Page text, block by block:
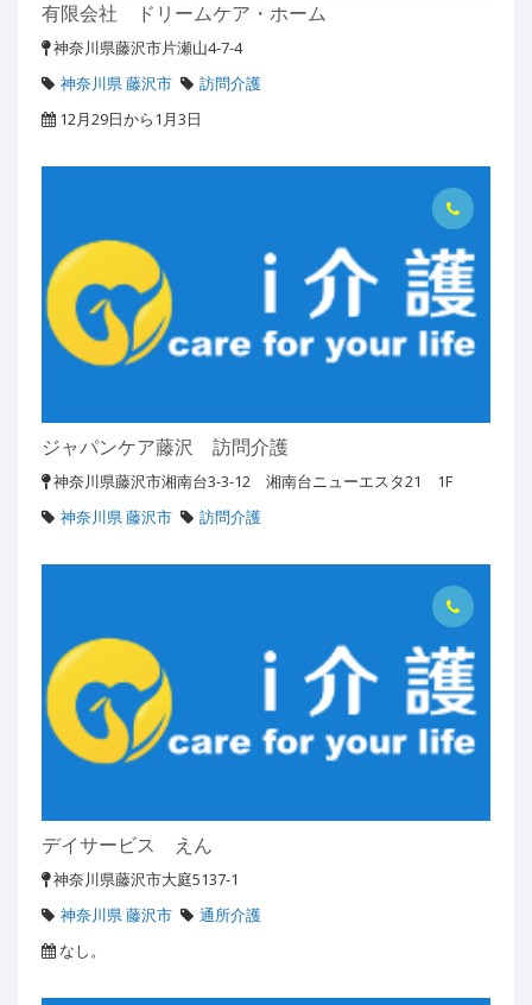
有限会社 ドリームケア・ホーム
神奈川県藤沢市片瀬山4-7-4
神奈川県 藤沢市
訪問介護
12月29日から1月3日
ジャパンケア藤沢 訪問介護
神奈川県藤沢市湘南台3-3-12 湘南台ニューエスタ21 1F
神奈川県 藤沢市
訪問介護
デイサービス えん
神奈川県藤沢市大庭5137-1
神奈川県 藤沢市
通所介護
なし。